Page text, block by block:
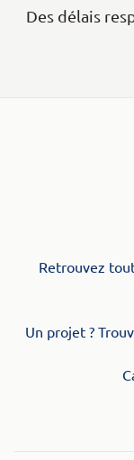
Des délais
Retrouvez
Un projet ?